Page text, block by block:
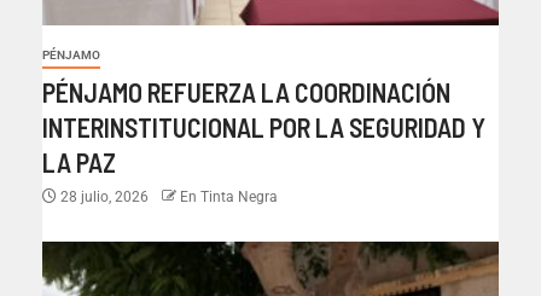
PÉNJAMO
PÉNJAMO REFUERZA LA COORDINACIÓN
INTERINSTITUCIONAL POR LA SEGURIDAD Y
LA PAZ
28 julio, 2026 En Tinta Negra